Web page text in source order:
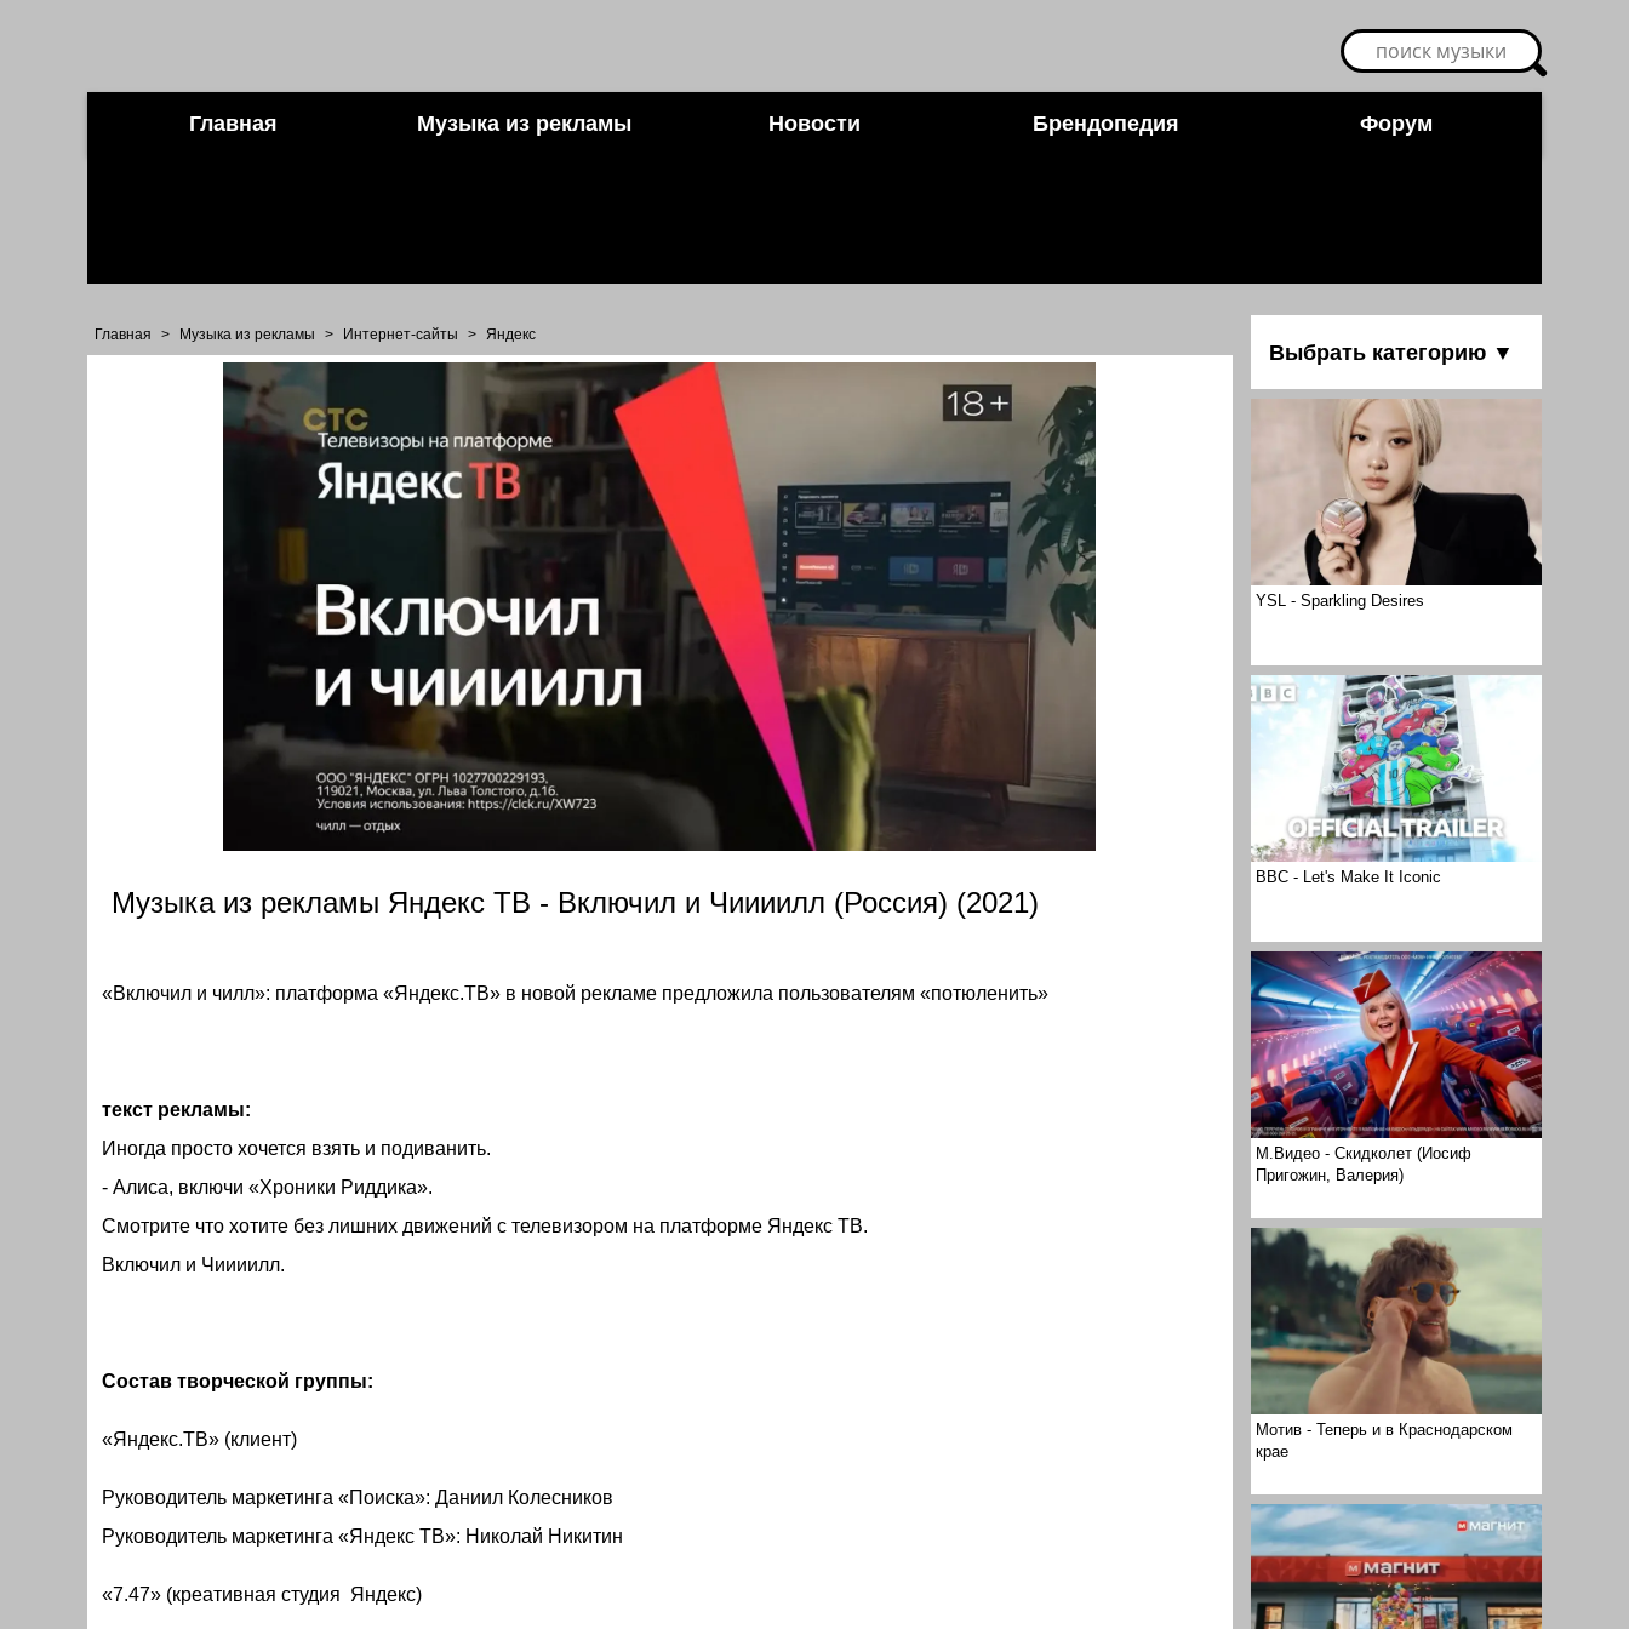
Главная Музыка из рекламы Новости Брендопедия Форум
Выбрать категорию ▼
YSL - Sparkling Desires
BBC - Let's Make It Iconic
М.Видео - Скидколет (Иосиф
Пригожин, Валерия)
Мотив - Теперь и в Краснодарском
крае
Главная > Музыка из рекламы > Интернет-сайты > Яндекс
Музыка из рекламы Яндекс ТВ - Включил и Чиииилл (Россия) (2021)
«Включил и чилл»: платформа «Яндекс.ТВ» в новой рекламе предложила пользователям «потюленить»
текст рекламы:
Иногда просто хочется взять и подиванить.
- Алиса, включи «Хроники Риддика».
Смотрите что хотите без лишних движений с телевизором на платформе Яндекс ТВ.
Включил и Чиииилл.
Состав творческой группы:
«Яндекс.ТВ» (клиент)
Руководитель маркетинга «Поиска»: Даниил Колесников
Руководитель маркетинга «Яндекс ТВ»: Николай Никитин
«7.47» (креативная студия Яндекс)